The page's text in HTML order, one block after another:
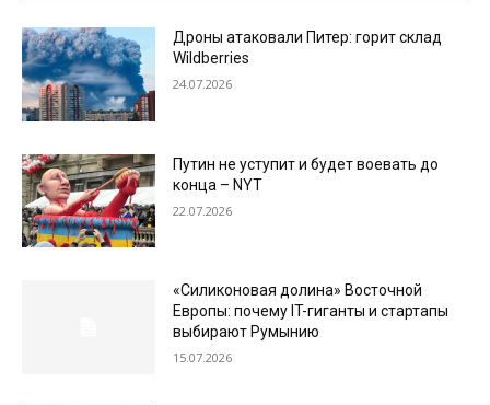
Дроны атаковали Питер: горит склад
Wildberries
24.07.2026
Путин не уступит и будет воевать до
конца – NYT
22.07.2026
«Силиконовая долина» Восточной
Европы: почему IT-гиганты и стартапы
выбирают Румынию
15.07.2026